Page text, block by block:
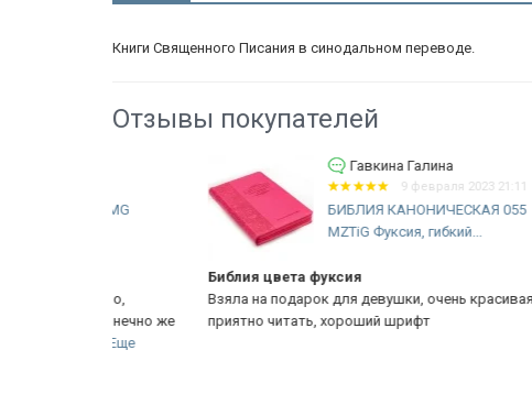
Книги Священного Писания в синодальном переводе.
Отзывы покупателей
Гавкина Галина
9 февраля 2023 21:11
БИБЛИЯ КАНОНИЧЕСКАЯ 055
MZTiG Фуксия, гибкий...
Библия цвета фуксия
Взяла на подарок для девушки, очень красивая Библия,
приятно читать, хороший шрифт